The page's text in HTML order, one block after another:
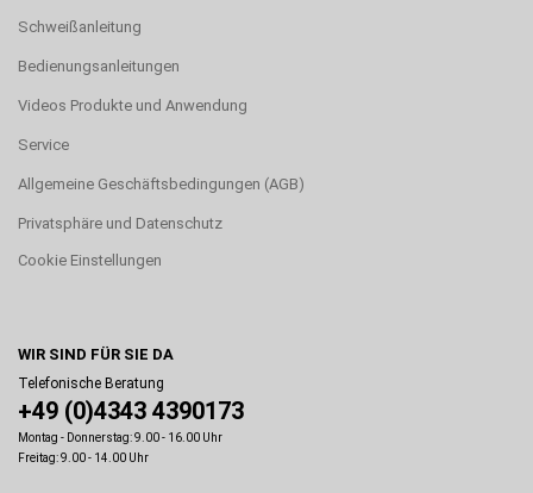
Schweißanleitung
Bedienungsanleitungen
Videos Produkte und Anwendung
Service
Allgemeine Geschäftsbedingungen (AGB)
Privatsphäre und Datenschutz
Cookie Einstellungen
WIR SIND FÜR SIE DA
Telefonische Beratung
+49 (0)4343 4390173
Montag - Donnerstag: 9.00 - 16.00 Uhr
Freitag: 9.00 - 14.00 Uhr